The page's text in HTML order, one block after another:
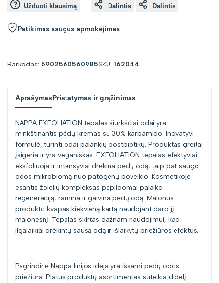
Užduoti klausimą Dalintis Dalintis
Patikimas saugus apmokėjimas
Barkodas: 5902560560985SKU: 162044
AprašymasPristatymas ir grąžinimas
NAPPA EXFOLIATION tepalas šiurkščiai odai yra
minkštinantis pėdų kremas su 30% karbamido. Inovatyvi
formulė, turinti odai palankių postbiotikų. Produktas greitai
įsigeria ir yra veganiškas. EXFOLIATION tepalas efektyviai
eksfoliuoja ir intensyviai drėkina pėdų odą, taip pat saugo
odos mikrobiomą nuo patogenų poveikio. Kosmetikoje
esantis žolelių kompleksas papildomai palaiko
regeneraciją, ramina ir gaivina pėdų odą. Malonus
produkto kvapas kiekvieną kartą naudojant daro jį
malonesnį. Tepalas skirtas dažnam naudojimui, kad
ilgalaikiai drėkintų sausą odą ir išlaikytų priežiūros efektus.
Pagrindinė Nappa linijos idėja yra išsami pėdų odos
priežiūra. Platus produktų asortimentas suteikia didelį